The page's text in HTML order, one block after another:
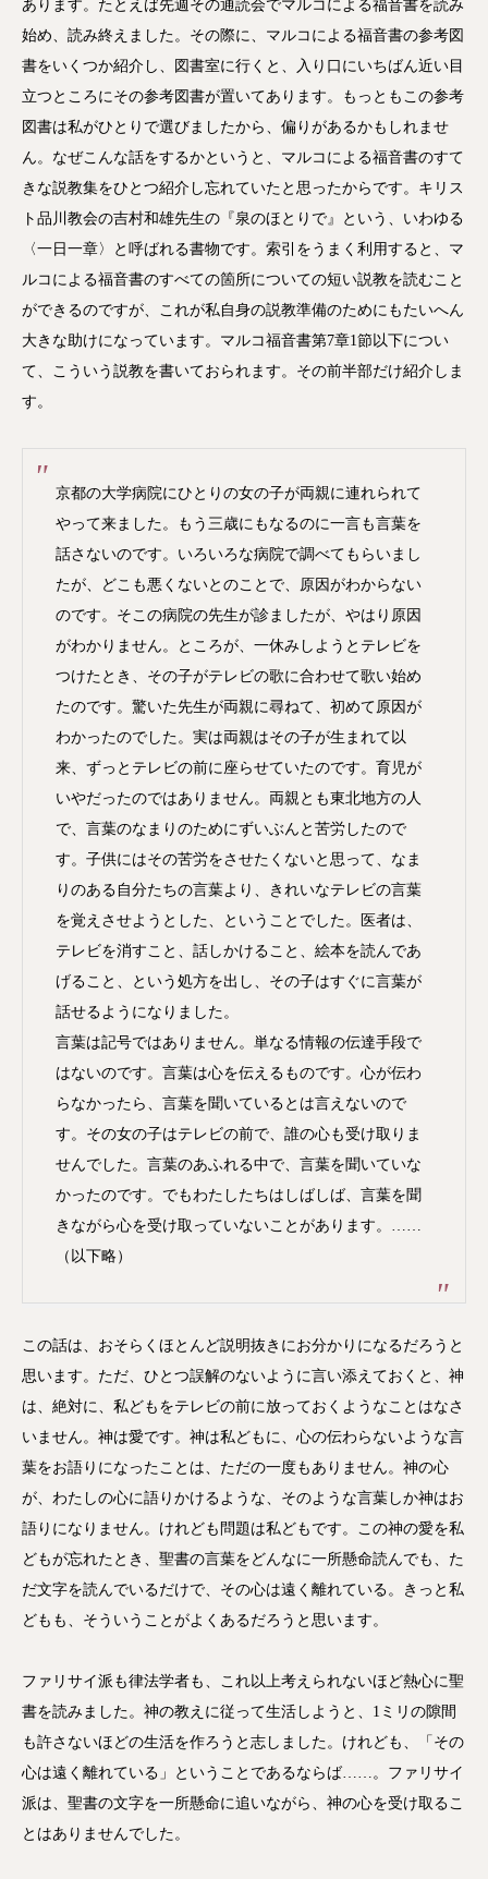
あります。たとえば先週その通読会でマルコによる福音書を読み
始め、読み終えました。その際に、マルコによる福音書の参考図
書をいくつか紹介し、図書室に行くと、入り口にいちばん近い目
立つところにその参考図書が置いてあります。もっともこの参考
図書は私がひとりで選びましたから、偏りがあるかもしれませ
ん。なぜこんな話をするかというと、マルコによる福音書のすて
きな説教集をひとつ紹介し忘れていたと思ったからです。キリス
ト品川教会の吉村和雄先生の『泉のほとりで』という、いわゆる
〈一日一章〉と呼ばれる書物です。索引をうまく利用すると、マ
ルコによる福音書のすべての箇所についての短い説教を読むこと
ができるのですが、これが私自身の説教準備のためにもたいへん
大きな助けになっています。マルコ福音書第7章1節以下につい
て、こういう説教を書いておられます。その前半部だけ紹介しま
す。
京都の大学病院にひとりの女の子が両親に連れられて
やって来ました。もう三歳にもなるのに一言も言葉を
話さないのです。いろいろな病院で調べてもらいまし
たが、どこも悪くないとのことで、原因がわからない
のです。そこの病院の先生が診ましたが、やはり原因
がわかりません。ところが、一休みしようとテレビを
つけたとき、その子がテレビの歌に合わせて歌い始め
たのです。驚いた先生が両親に尋ねて、初めて原因が
わかったのでした。実は両親はその子が生まれて以
来、ずっとテレビの前に座らせていたのです。育児が
いやだったのではありません。両親とも東北地方の人
で、言葉のなまりのためにずいぶんと苦労したので
す。子供にはその苦労をさせたくないと思って、なま
りのある自分たちの言葉より、きれいなテレビの言葉
を覚えさせようとした、ということでした。医者は、
テレビを消すこと、話しかけること、絵本を読んであ
げること、という処方を出し、その子はすぐに言葉が
話せるようになりました。
言葉は記号ではありません。単なる情報の伝達手段で
はないのです。言葉は心を伝えるものです。心が伝わ
らなかったら、言葉を聞いているとは言えないので
す。その女の子はテレビの前で、誰の心も受け取りま
せんでした。言葉のあふれる中で、言葉を聞いていな
かったのです。でもわたしたちはしばしば、言葉を聞
きながら心を受け取っていないことがあります。……
（以下略）
この話は、おそらくほとんど説明抜きにお分かりになるだろうと
思います。ただ、ひとつ誤解のないように言い添えておくと、神
は、絶対に、私どもをテレビの前に放っておくようなことはなさ
いません。神は愛です。神は私どもに、心の伝わらないような言
葉をお語りになったことは、ただの一度もありません。神の心
が、わたしの心に語りかけるような、そのような言葉しか神はお
語りになりません。けれども問題は私どもです。この神の愛を私
どもが忘れたとき、聖書の言葉をどんなに一所懸命読んでも、た
だ文字を読んでいるだけで、その心は遠く離れている。きっと私
どもも、そういうことがよくあるだろうと思います。
ファリサイ派も律法学者も、これ以上考えられないほど熱心に聖
書を読みました。神の教えに従って生活しようと、1ミリの隙間
も許さないほどの生活を作ろうと志しました。けれども、「その
心は遠く離れている」ということであるならば……。ファリサイ
派は、聖書の文字を一所懸命に追いながら、神の心を受け取るこ
とはありませんでした。